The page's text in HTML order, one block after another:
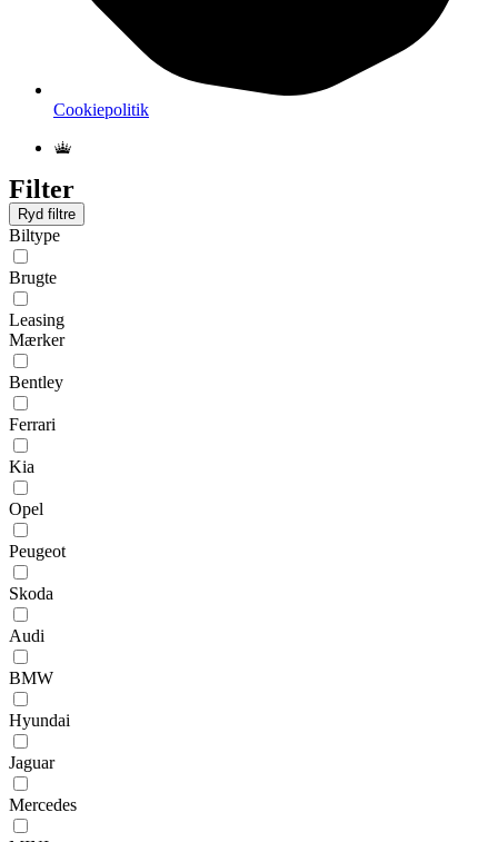
Cookiepolitik
Filter
Ryd filtre
Biltype
Brugte
Leasing
Mærker
Bentley
Ferrari
Kia
Opel
Peugeot
Skoda
Audi
BMW
Hyundai
Jaguar
Mercedes